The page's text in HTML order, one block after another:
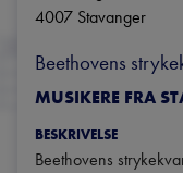
4007 Stavanger
Beethovens
MUSIKERE FRA
BESKRIVELSE
Beethovens